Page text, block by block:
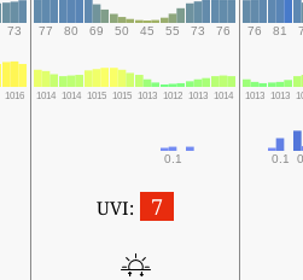
73 77 80 69 50 45 55 73 76 76 81
1016 1014 1014 1015 1015 1013 1012 1013 1014 1013 1013
0.1 0.1
UVI: 7